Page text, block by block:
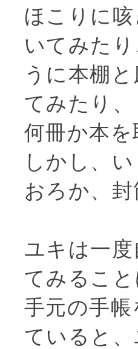
ほこりに
いてみた
うに本棚
てみたり、
何冊か本
しかし、
おろか、
ユキは一
てみること
手元の手
ていると